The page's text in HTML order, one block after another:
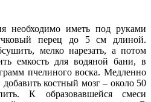
необходимо иметь под руками
перец до 5 см длиной.
мелко нарезать, а потом
емкость для водяной бани, в
пчелиного воска. Медленно
костный мозг – около 50
К образовавшейся смеси